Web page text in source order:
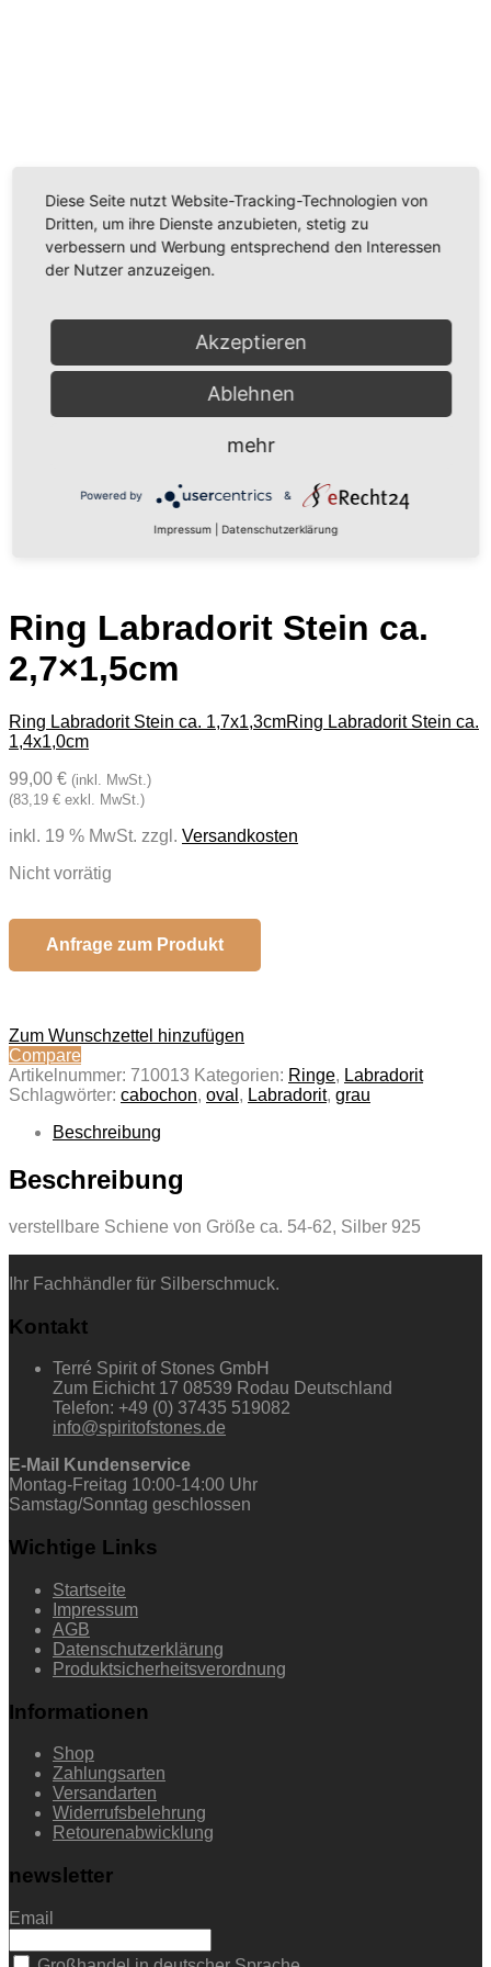
Wir verwenden einen Service eines Drittanbieters, um
Videoinhalte einzubetten. Dieser Service kann Daten
zu Ihren Aktivitäten sammeln. Bitte lesen Sie die Details
durch und stimmen Sie der Nutzung des Service zu,
um dieses Video anzusehen.
Akzeptieren
Platform
Ring Labradorit Stein ca.
2,7×1,5cm
Ring Labradorit Stein ca. 1,7x1,3cmRing Labradorit Stein ca.
1,4x1,0cm
99,00 € (inkl. MwSt.)
(83,19 € exkl. MwSt.)
inkl. 19 % MwSt. zzgl. Versandkosten
Nicht vorrätig
Anfrage zum Produkt
Zum Wunschzettel hinzufügen
Compare
Artikelnummer: 710013 Kategorien: Ringe, Labradorit
Schlagwörter: cabochon, oval , Labradorit, grau
Beschreibung
Beschreibung
verstellbare Schiene von Größe ca. 54-62, Silber 925
Ihr Fachhändler für Silberschmuck.
Kontakt
Terré Spirit of Stones GmbH
Zum Eichicht 17 08539 Rodau Deutschland
Telefon: +49 (0) 37435 519082
info@spiritofstones.de
E-Mail Kundenservice
Montag-Freitag 10:00-14:00 Uhr
Samstag/Sonntag geschlossen
Wichtige Links
Startseite
Impressum
AGB
Datenschutzerklärung
Produktsicherheitsverordnung
Informationen
Shop
Zahlungsarten
Versandarten
Widerrufsbelehrung
Retourenabwicklung
newsletter
Email
Diese Seite nutzt Website-Tracking-Technologien von
Dritten, um ihre Dienste anzubieten, stetig zu
verbessern und Werbung entsprechend den Interessen
der Nutzer anzuzeigen.
Akzeptieren
Ablehnen
mehr
Powered by &
Impressum Datenschutzerklärung